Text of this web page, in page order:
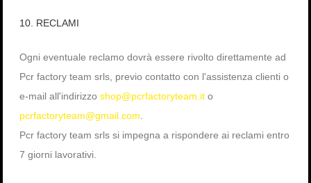
10. RECLAMI
Ogni eventuale reclamo dovrà essere rivolto direttamente ad
Pcr factory team srls, previo contatto con l'assistenza clienti o
e-mail all'indirizzo shop@pcrfactoryteam.it o
pcrfactoryteam@gmail.com
Pcr factory team srls si impegna a rispondere ai reclami entro
7 giorni lavorativi.